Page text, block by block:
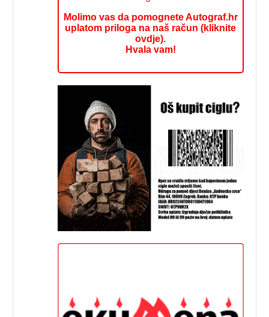
Molimo vas da pomognete Autograf.hr
uplatom priloga na naš račun (kliknite
ovdje).
Hvala vam!